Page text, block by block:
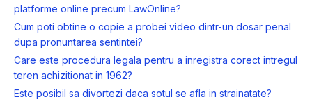
platforme online precum LawOnline?
Cum poti obtine o copie a probei video dintr-un dosar penal
dupa pronuntarea sentintei?
Care este procedura legala pentru a inregistra corect intregul
teren achizitionat in 1962?
Este posibil sa divortezi daca sotul se afla in strainatate?